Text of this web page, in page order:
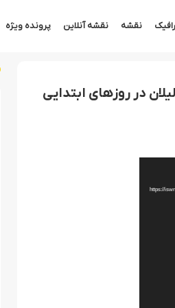
نقشه نقشه آنلاین پرونده ویژه
در روزهای ابتدایی